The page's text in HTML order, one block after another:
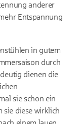
anderer
Entspannung
in gutem
durch
dienen die
sie schon ein
sie diese wirklich